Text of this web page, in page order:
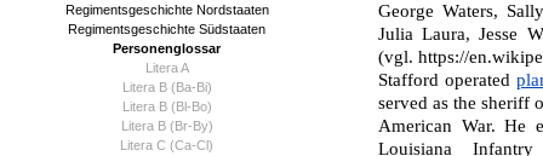
George Waters,
Julia Laura, Jesse
(vgl. https://
Stafford operated
served as the sheriff
American War. He
Louisiana
Regimentsgeschichte Nordstaaten
Regimentsgeschichte Südstaaten
Personenglossar
Litera A
Litera B (Ba-Bi)
Litera B (Bl-Bo)
Litera B (Br-By)
Litera C (Ca-Cl)